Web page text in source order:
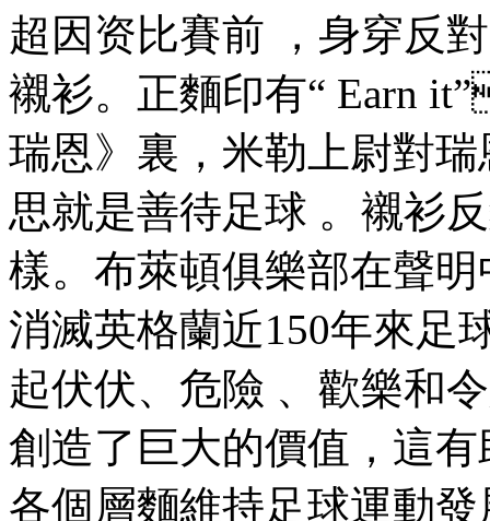
超因资比賽前 ，身穿
襯衫 。正麵印有“
瑞恩》裏，米勒上尉對瑞
思就是善待足球 。襯
樣。布萊頓俱樂部在聲明
消滅英格蘭近150年來足球
起伏伏、危險 、歡
創造了巨大的價值，
各個層麵維持足球運動發展